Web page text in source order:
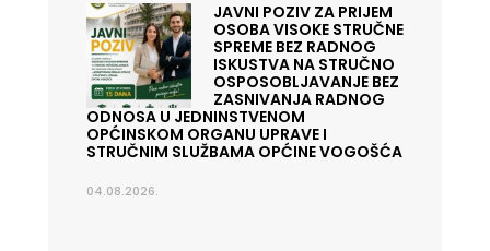
JAVNI POZIV ZA PRIJEM
OSOBA VISOKE STRUČNE
SPREME BEZ RADNOG
ISKUSTVA NA STRUČNO
OSPOSOBLJAVANJE BEZ
ZASNIVANJA RADNOG
ODNOSA U JEDNINSTVENOM
OPĆINSKOM ORGANU UPRAVE I
STRUČNIM SLUŽBAMA OPĆINE VOGOŠĆA
04.08.2026.